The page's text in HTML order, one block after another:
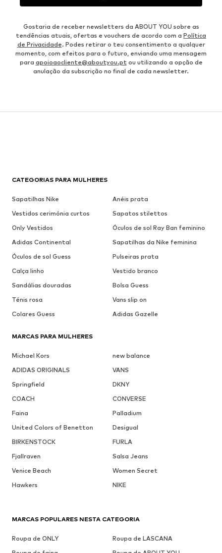
Gostaria de receber newsletters da ABOUT YOU sobre as
tendências atuais, ofertas e vouchers de acordo com a Política
de Privacidade. Podes retirar o teu consentimento a qualquer
momento, com efeitos para o futuro, enviando uma mensagem
para apoioaocliente@aboutyou.pt ou utilizando a opção de
anulação da subscrição no final de cada newsletter.
CATEGORIAS PARA MULHERES
Sapatilhas Nike
Anéis prata
Vestidos cerimónia curtos
Sapatos stilettos
Only Vestidos
Óculos de sol Ray Ban feminino
Adidas Continental
Sapatilhas da Nike feminina
Óculos de sol Guess
Pulseiras prata
Calça linho
Vestido branco
Sandálias douradas
Bolsa Guess
Ténis rosa
Vans slip on
Colares Guess
Adidas Gazelle
MARCAS PARA MULHERES
Michael Kors
new balance
ADIDAS ORIGINALS
VANS
Springfield
DKNY
COACH
CONVERSE
Faina
Palladium
United Colors of Benetton
Desigual
BIRKENSTOCK
FURLA
Fjallraven
Salsa Jeans
Venice Beach
Women Secret
Hawkers
NIKE
MARCAS POPULARES NESTA CATEGORIA
Roupa de ONLY
Roupa de LASCANA